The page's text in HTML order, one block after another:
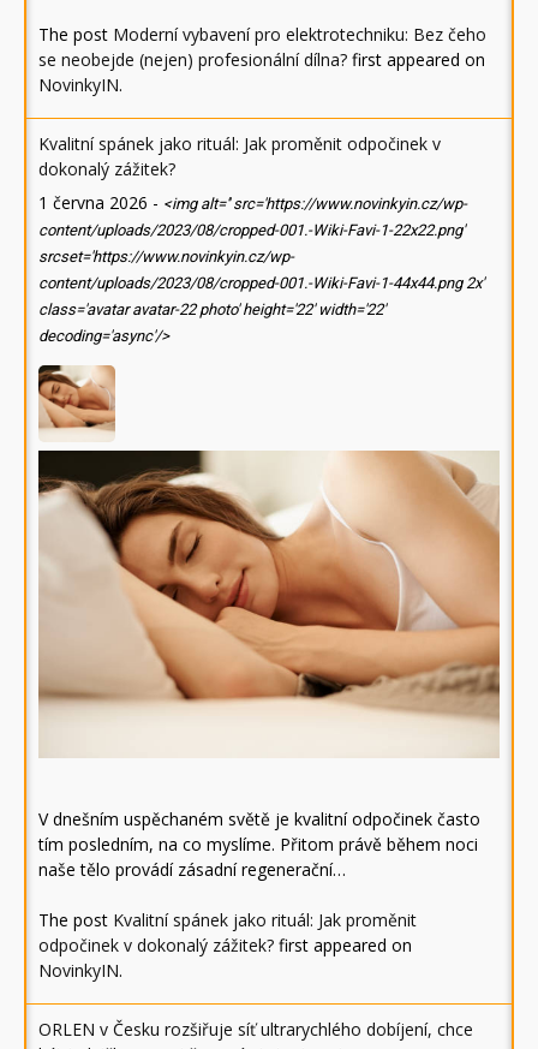
The post Moderní vybavení pro elektrotechniku: Bez čeho
se neobejde (nejen) profesionální dílna? first appeared on
NovinkyIN.
Kvalitní spánek jako rituál: Jak proměnit odpočinek v
dokonalý zážitek?
1 června 2026 - <img alt='' src='https://www.novinkyin.cz/wp-
content/uploads/2023/08/cropped-001.-Wiki-Favi-1-22x22.png'
srcset='https://www.novinkyin.cz/wp-
content/uploads/2023/08/cropped-001.-Wiki-Favi-1-44x44.png 2x'
class='avatar avatar-22 photo' height='22' width='22'
decoding='async'/>
V dnešním uspěchaném světě je kvalitní odpočinek často
tím posledním, na co myslíme. Přitom právě během noci
naše tělo provádí zásadní regenerační…
The post Kvalitní spánek jako rituál: Jak proměnit
odpočinek v dokonalý zážitek? first appeared on
NovinkyIN.
ORLEN v Česku rozšiřuje síť ultrarychlého dobíjení, chce